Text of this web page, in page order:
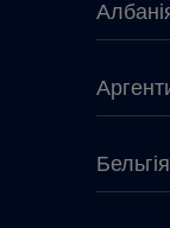
Бельгія